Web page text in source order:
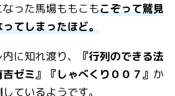
った馬場ももこもこぞって鷲見
てしまったほど。
に知れ渡り、
『行列のできる法
ゼミ』『しゃべくり００７』 か
しているようです。